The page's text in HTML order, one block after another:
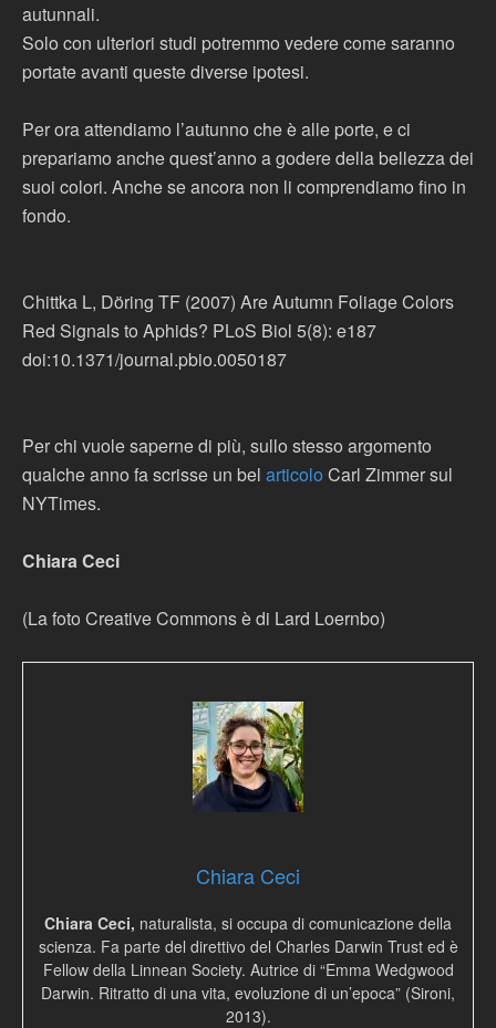
autunnali.
Solo con ulteriori studi potremmo vedere come saranno
portate avanti queste diverse ipotesi.
Per ora attendiamo l’autunno che è alle porte, e ci
prepariamo anche quest’anno a godere della bellezza dei
suoi colori. Anche se ancora non li comprendiamo fino in
fondo.
Chittka L, Döring TF (2007) Are Autumn Foliage Colors
Red Signals to Aphids? PLoS Biol 5(8): e187
doi:10.1371/journal.pbio.0050187
Per chi vuole saperne di più, sullo stesso argomento
qualche anno fa scrisse un bel articolo Carl Zimmer sul
NYTimes.
Chiara Ceci
(La foto Creative Commons è di Lard Loernbo)
Chiara Ceci
Chiara Ceci, naturalista, si occupa di comunicazione della
scienza. Fa parte del direttivo del Charles Darwin Trust ed è
Fellow della Linnean Society. Autrice di “Emma Wedgwood
Darwin. Ritratto di una vita, evoluzione di un’epoca” (Sironi,
2013).